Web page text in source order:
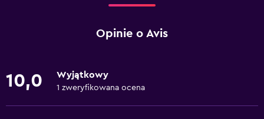
Opinie o Avis
10,0 Wyjątkowy
1 zweryfikowana ocena